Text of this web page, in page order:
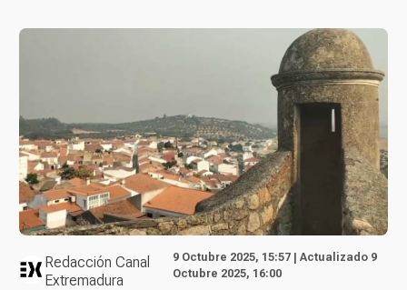
Redacción Canal
Extremadura
9 Octubre 2025, 15:57 | Actualizado 9
Octubre 2025, 16:00